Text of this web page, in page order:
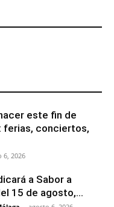
este fin de
ferias, conciertos,
6, 2026
a Sabor a
15 de agosto,...